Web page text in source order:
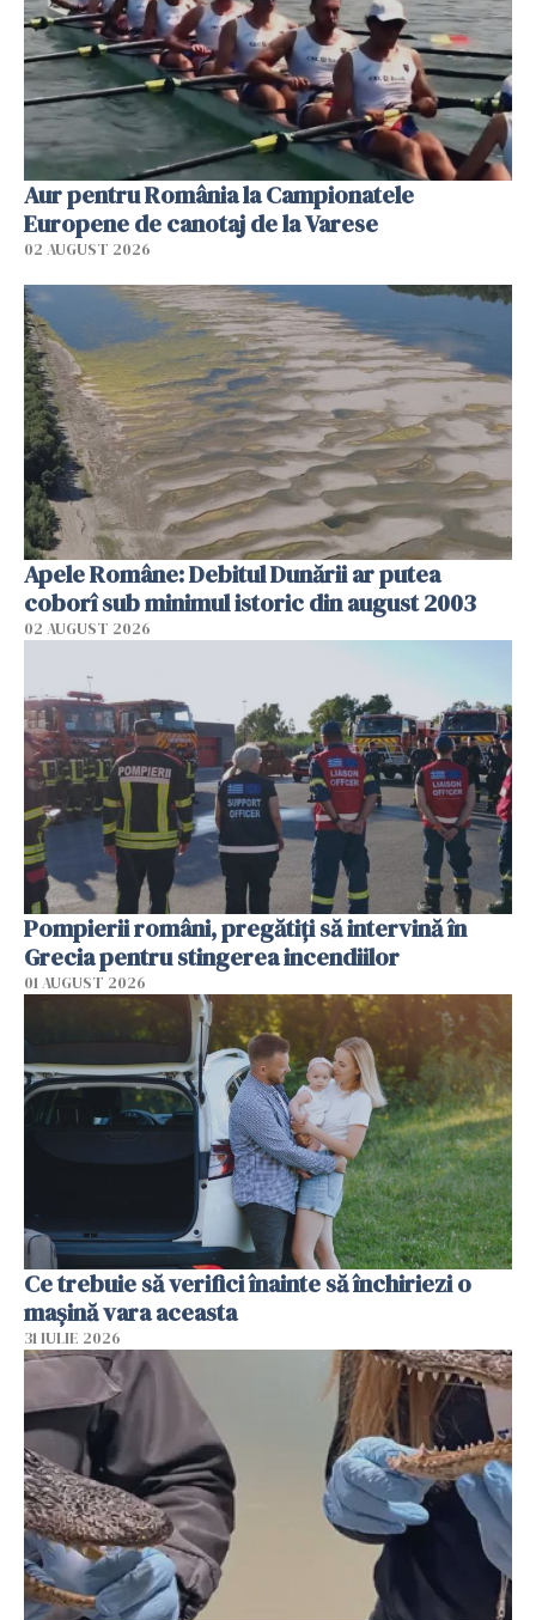
Aur pentru România la Campionatele
Europene de canotaj de la Varese
02 AUGUST 2026
Apele Române: Debitul Dunării ar putea
coborî sub minimul istoric din august 2003
02 AUGUST 2026
Pompierii români, pregătiţi să intervină în
Grecia pentru stingerea incendiilor
01 AUGUST 2026
Ce trebuie să verifici înainte să închiriezi o
mașină vara aceasta
31 IULIE 2026